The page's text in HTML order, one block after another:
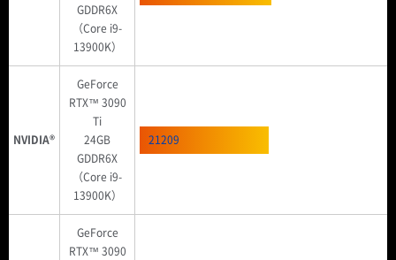
GDDR6X
（Core i9-
13900K）
NVIDIA®
GeForce
RTX™ 3090
Ti
24GB
GDDR6X
（Core i9-
13900K）
21209
GeForce
RTX™ 3090